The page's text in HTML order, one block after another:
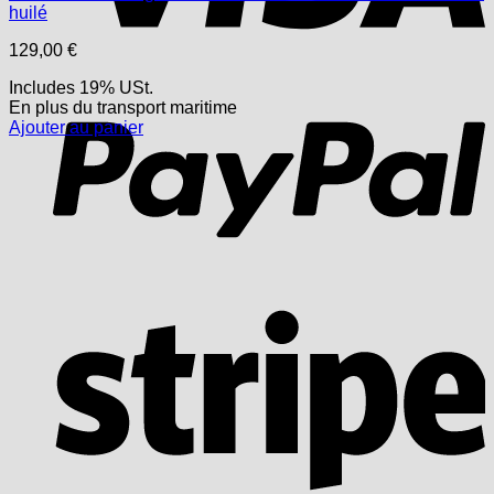
huilé
129,00 €
Includes 19% USt.
En plus du transportmaritime
Ajouter au panier